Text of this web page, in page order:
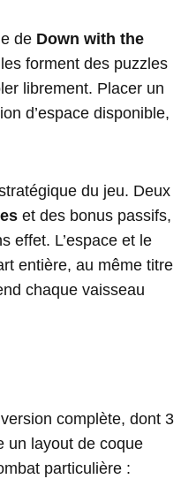
de Down with the
forment des puzzles
librement. Placer un
d’espace disponible,
du jeu. Deux
et des bonus passifs,
effet. L’espace et le
entière, au même titre
chaque vaisseau
complète, dont 3
un layout de coque
particulière :